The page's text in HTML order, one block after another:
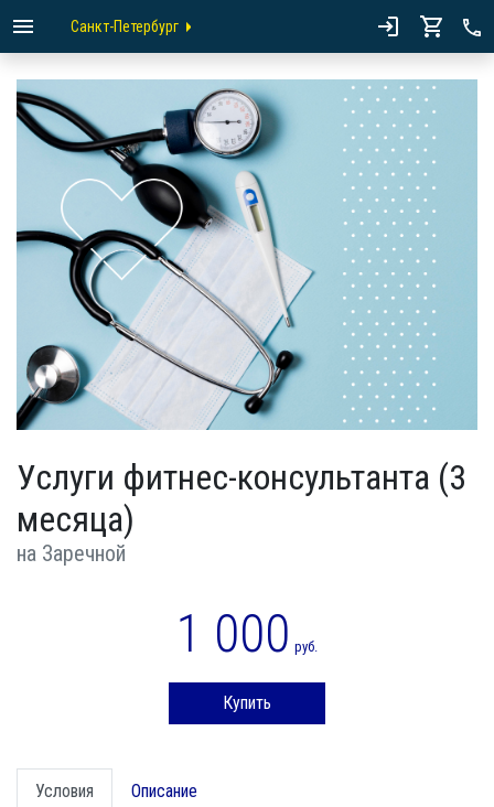
Санкт-Петербург
Услуги фитнес-консультанта (3
месяца)
на Заречной
1 000 руб.
Купить
Условия Описание